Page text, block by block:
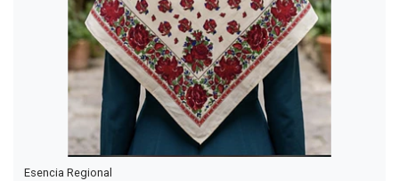
Esencia Regional